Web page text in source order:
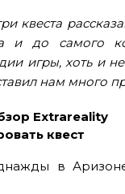
квеста
и до самого
игры, хоть и
нам много
Extrareality
квест
в